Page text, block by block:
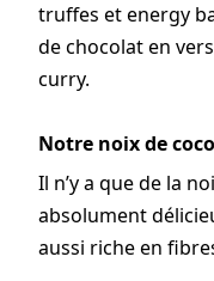
truffes et energy
de chocolat en
curry.
Notre noix de
Il n’y a que de la
absolument
aussi riche en